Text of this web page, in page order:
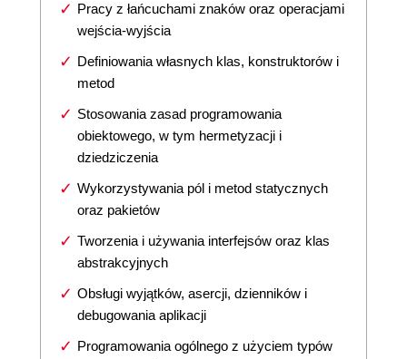
Pracy z łańcuchami znaków oraz operacjami
wejścia-wyjścia
Definiowania własnych klas, konstruktorów i
metod
Stosowania zasad programowania
obiektowego, w tym hermetyzacji i
dziedziczenia
Wykorzystywania pól i metod statycznych
oraz pakietów
Tworzenia i używania interfejsów oraz klas
abstrakcyjnych
Obsługi wyjątków, asercji, dzienników i
debugowania aplikacji
Programowania ogólnego z użyciem typów